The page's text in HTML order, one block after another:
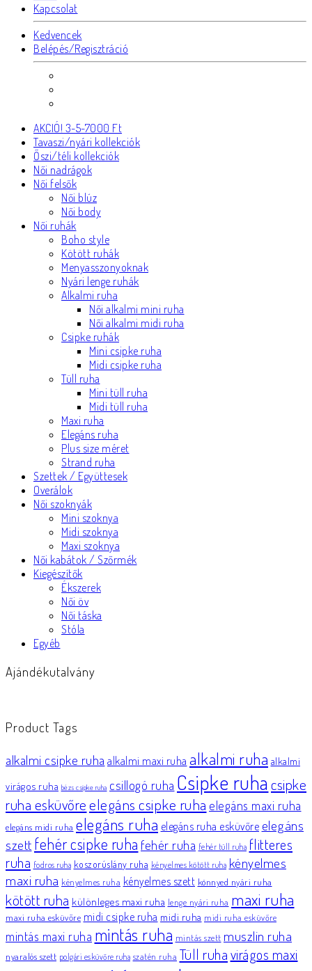
Kapcsolat
Kedvencek
Belépés/Regisztráció
AKCIÓ! 3-5-7000 Ft
Tavaszi/nyári kollekciók
Őszi/téli kollekciók
Női nadrágok
Női felsők
Női blúz
Női body
Női ruhák
Boho style
Kötött ruhák
Menyasszonyoknak
Nyári lenge ruhák
Alkalmi ruha
Női alkalmi mini ruha
Női alkalmi midi ruha
Csipke ruhák
Mini csipke ruha
Midi csipke ruha
Tüll ruha
Mini tüll ruha
Midi tüll ruha
Maxi ruha
Elegáns ruha
Plus size méret
Strand ruha
Szettek / Együttesek
Overálok
Női szoknyák
Mini szoknya
Midi szoknya
Maxi szoknya
Női kabátok / Szőrmék
Kiegészítők
Ékszerek
Női öv
Női táska
Stóla
Egyéb
Ajándékutalvány
Product Tags
alkalmi csipke ruha alkalmi maxi ruha alkalmi ruha alkalmi
virágos ruha bézs csipke ruha csillogó ruha Csipke ruhacsipke
ruha esküvőreelegáns csipke ruha elegáns maxi ruha
elegáns midi ruha elegáns ruha elegáns ruha esküvőre elegáns
szett fehér csipke ruha fehér ruha fehér tüll ruha flitteres
ruha fodros ruha koszorúslány ruha kényelmes kötött ruha kényelmes
maxi ruha kényelmes ruha kényelmes szett könnyed nyári ruha
kötött ruha különleges maxi ruha lenge nyári ruha maxi ruha
maxi ruha esküvőre midi csipke ruha midi ruha midi ruha esküvőre
mintás maxi ruha mintás ruha mintás szett muszlin ruha
nyaralós szett polgári esküvőre ruha szatén ruha Tüll ruhavirágos maxi